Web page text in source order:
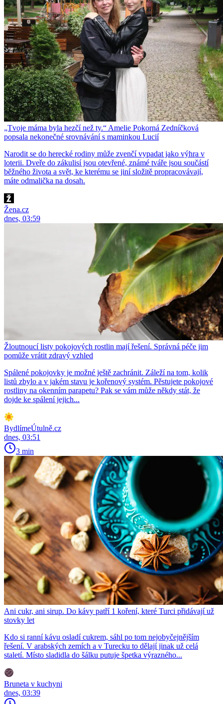
„Tvoje máma byla hezčí než ty.“ Amelie Pokorná Zedníčková
popsala nekonečné srovnávání s maminkou Lucií
Narodit se do herecké rodiny může zvenčí vypadat jako výhra v
loterii. Dveře do zákulisí jsou otevřené, známé tváře jsou součástí
běžného života a svět, ke kterému se jiní složitě propracovávají,
máte odmalička na dosah.
Žena.cz
dnes, 03:59
Žloutnoucí listy pokojových rostlin mají řešení. Správná péče jim
pomůže vrátit zdravý vzhled
Spálené pokojovky je možné ještě zachránit. Záleží na tom, kolik
listů zbylo a v jakém stavu je kořenový systém. Pěstujete pokojové
rostliny na okenním parapetu? Pak se vám může někdy stát, že
dojde ke spálení jejich...
BydlímeÚtulně.cz
dnes, 03:51
3 min
Ani cukr, ani sirup. Do kávy patří 1 koření, které Turci přidávají už
stovky let
Kdo si ranní kávu osladí cukrem, sáhl po tom nejobyčejnějším
řešení. V arabských zemích a v Turecku to dělají jinak už celá
staletí. Místo sladidla do šálku putuje špetka výrazného...
Bruneta v kuchyni
dnes, 03:39